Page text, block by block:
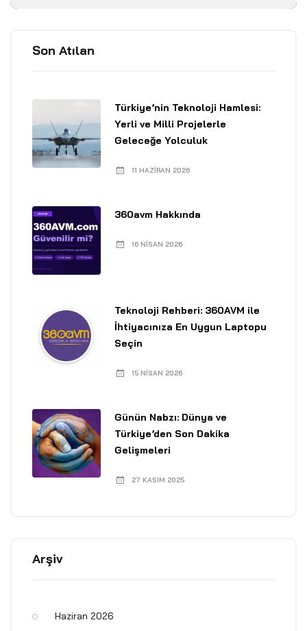
Son Atılan
Türkiye’nin Teknoloji Hamlesi:
Yerli ve Milli Projelerle
Geleceğe Yolculuk
11 HAZIRAN 2026
360avm Hakkında
16 NISAN 2026
Teknoloji Rehberi: 360AVM ile
İhtiyacınıza En Uygun Laptopu
Seçin
15 NISAN 2026
Günün Nabzı: Dünya ve
Türkiye’den Son Dakika
Gelişmeleri
27 KASIM 2025
Arşiv
Haziran 2026